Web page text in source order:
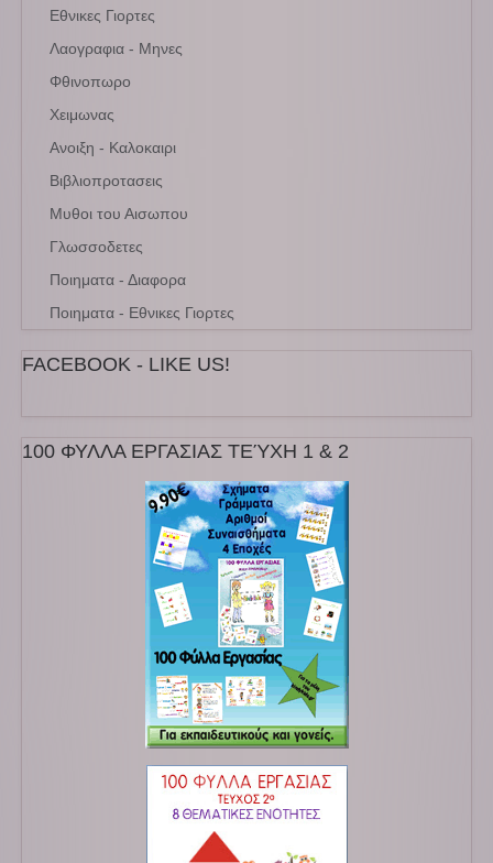
Εθνικες Γιορτες
Λαογραφια - Μηνες
Φθινοπωρο
Χειμωνας
Ανοιξη - Καλοκαιρι
Βιβλιοπροτασεις
Μυθοι του Αισωπου
Γλωσσοδετες
Ποιηματα - Διαφορα
Ποιηματα - Εθνικες Γιορτες
FACEBOOK - LIKE US!
100 ΦΥΛΛΑ ΕΡΓΑΣΙΑΣ ΤΕΎΧΗ 1 & 2